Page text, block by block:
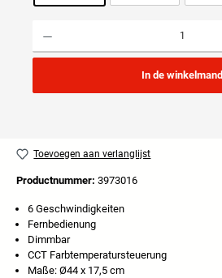
In de winkelmand
Toevoegen aan verlanglijst
Productnummer: 3973016
6 Geschwindigkeiten
Fernbedienung
Dimmbar
CCT Farbtemperatursteuerung
Maße: Ø44 x 17,5 cm